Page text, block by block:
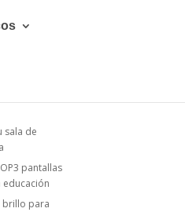
sala de
pantallas
educación
brillo para